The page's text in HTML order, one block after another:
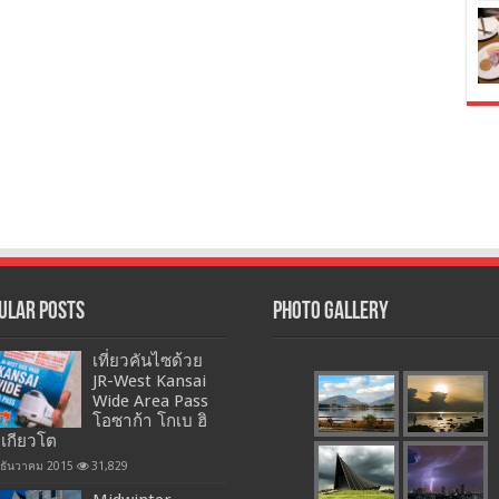
Posts
เที่ยวคันไซด้วย
JR-West Kansai
Wide Area Pass
โอซาก้า โกเบ ฮิ
กียวโต
นวาคม 2015 31,829
Photo Gallery